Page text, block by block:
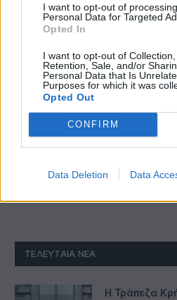
I want to opt-out of
Personal Data for Targeted
Opted In
I want to opt-out of Collection,
Retention, Sale, and/or
Personal Data that Is
Purposes for which it was
Opted Out
CONFIRM
Data Deletion Data
Όμιλος Fourlis: Συμφωνία
συμμετοχής στο Sofia South
ΤΕΛΕΥΤΑΊΑ ΝΈΑ
Η Τράπεζα